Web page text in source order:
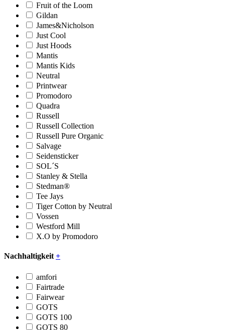
Fruit of the Loom
Gildan
James&Nicholson
Just Cool
Just Hoods
Mantis
Mantis Kids
Neutral
Printwear
Promodoro
Quadra
Russell
Russell Collection
Russell Pure Organic
Salvage
Seidensticker
SOL´S
Stanley & Stella
Stedman®
Tee Jays
Tiger Cotton by Neutral
Vossen
Westford Mill
X.O by Promodoro
Nachhaltigkeit +
amfori
Fairtrade
Fairwear
GOTS
GOTS 100
GOTS 80